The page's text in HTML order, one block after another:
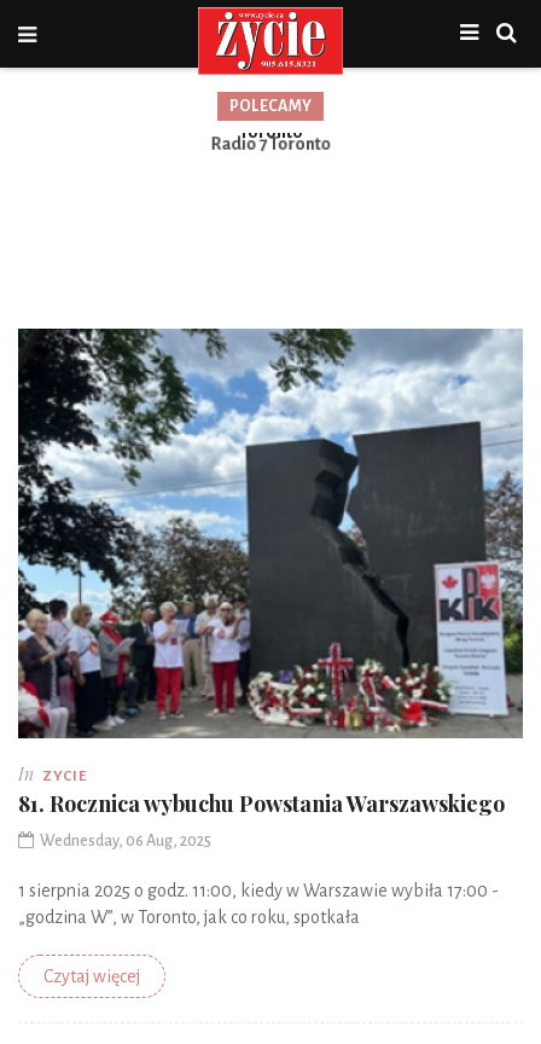
POLECAMY
Radio 7 Toronto
Prosty, bezpieczny i przystępny cenowo odbiornik Radia 7
In ZYCIE
81. Rocznica wybuchu Powstania Warszawskiego
Wednesday, 06 Aug, 2025
1 sierpnia 2025 o godz. 11:00, kiedy w Warszawie wybiła 17:00 -
„godzina W”, w Toronto, jak co roku, spotkała
Czytaj więcej